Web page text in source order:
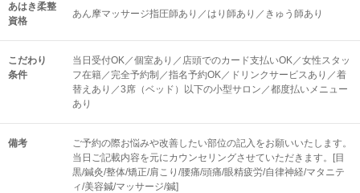
あはき柔整
資格
あん摩マッサージ指圧師あり／はり師あり／きゅう師あり
こだわり
条件
当日受付OK／個室あり／店頭でのカード支払いOK／女性スタッ
フ在籍／完全予約制／指名予約OK／ドリンクサービスあり／着
替えあり／3席（ベッド）以下の小型サロン／都度払いメニュー
あり
備考
ご予約の際お悩みや改善したい部位の記入をお願いいたします。
当日ご記載内容を元にカウンセリングさせていただきます。[目
黒/鍼灸/整体/矯正/肩こり/腰痛/頭痛/眼精疲労/自律神経/マタニテ
ィ/美容鍼/マッサージ/鍼]